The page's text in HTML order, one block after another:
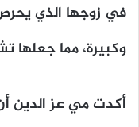
في زوجها الذي
وكبيرة، مما جعلها
أكدت مي عز الدين